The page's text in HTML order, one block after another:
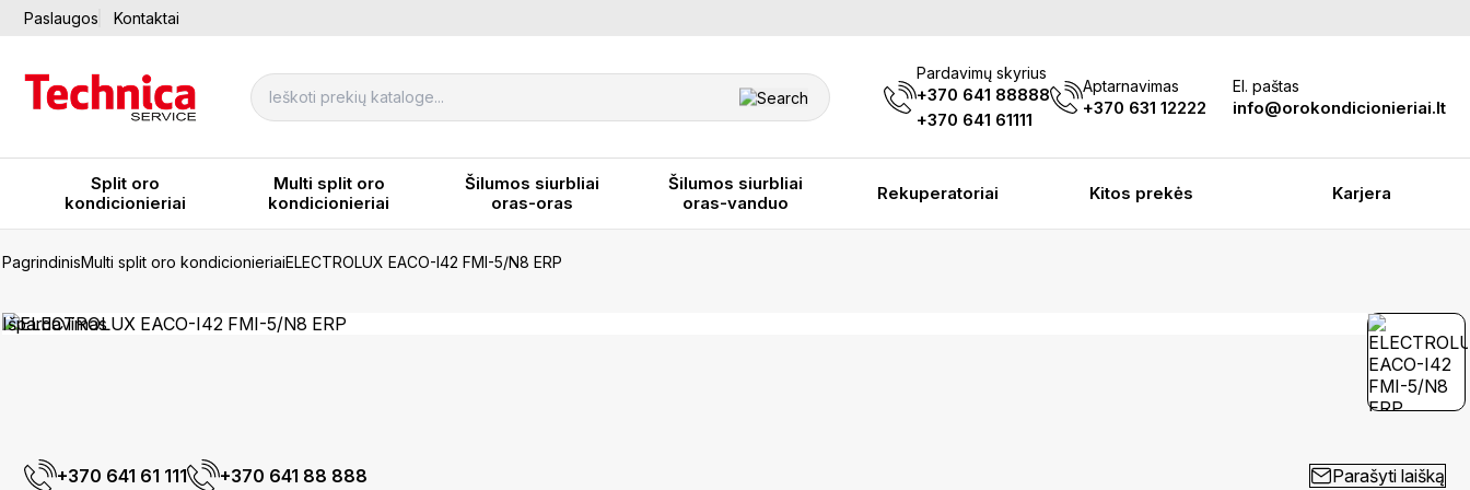
Paslaugos Kontaktai
Pardavimų skyrius
+370 641 88888
+370 641 61111
Aptarnavimas
+370 631 12222
El. paštas
info@orokondicionieriai.lt
Split oro
kondicionieriai
Multi split oro
kondicionieriai
Šilumos siurbliai
oras-oras
Šilumos siurbliai
oras-vanduo
Rekuperatoriai Kitos prekės Karjera
PagrindinisMulti split oro kondicionieriaiELECTROLUX EACO-I42 FMI-5/N8 ERP
Išpardavimas
+370 641 61 111 +370 641 88 888 Parašyti laišką